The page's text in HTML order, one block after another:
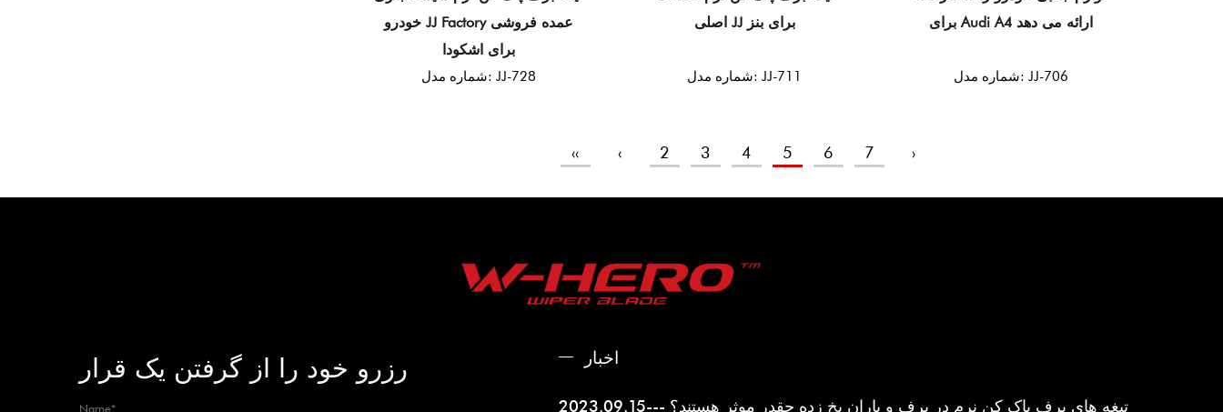
خودرو JJ Factory عمده فروشی
برای اشکودا
شماره مدل: JJ-728
اصلی JJ برای بنز
شماره مدل: JJ-711
برای Audi A4 ارائه می دهد
شماره مدل: JJ-706
‹‹ ‹ 2 3 4 5 6 7 ›
رزرو خود را از گرفتن یک قرار اخبار
تیغه های برف پاک کن نرم در برف و باران یخ زده چقدر موثر هستند؟ ---2023.09.15